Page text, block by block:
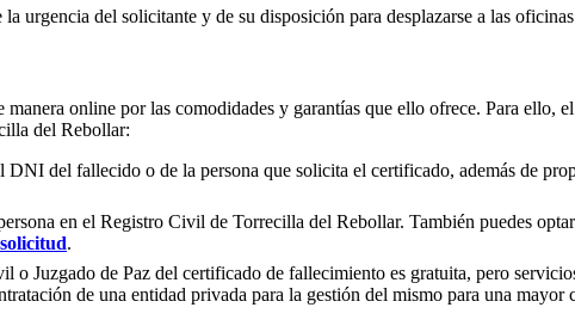
urgencia del solicitante y de su disposición para desplazarse a las
online por las comodidades y garantías que ello ofrece. Para
del Rebollar:
DNI del fallecido o de la persona que solicita el certificado, además de
en el Registro Civil de Torrecilla del Rebollar. También puedes
.
o Juzgado de Paz del certificado de fallecimiento es gratuita, pero
de una entidad privada para la gestión del mismo para una